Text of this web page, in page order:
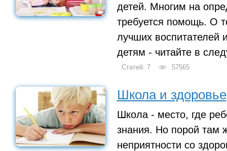
детей. Многим на
требуется помощь. О
лучших воспитателей
детям - читайте в
Статей: 7 57565
Школа и здоровье
Школа - место, где
знания. Но порой там
неприятности со